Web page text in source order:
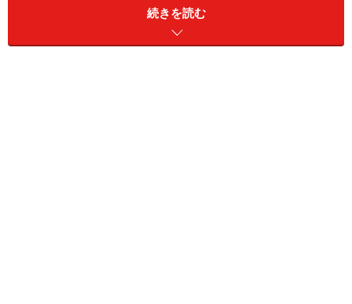
いま、ロンドンで自転車が注目されるワケ
続きを読む